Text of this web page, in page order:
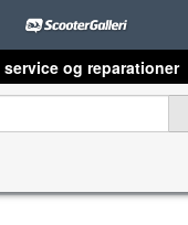
og reparationer